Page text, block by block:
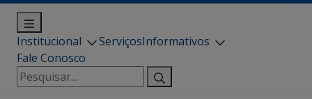
Institucional ServiçosInformativos
Fale Conosco
Pesquisar
por: